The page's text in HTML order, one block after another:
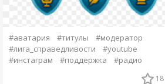
#аватария #титулы
#модератор
#лига_справедливости
#youtube
#инстаграм
#поддержка #радио
18